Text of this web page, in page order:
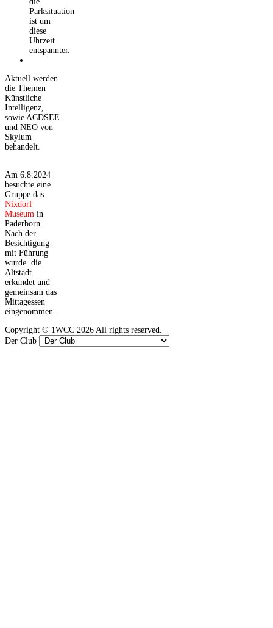
Parksituation
ist um
diese
Uhrzeit
entspannter.
Aktuell werden
die Themen
Künstliche
Intelligenz,
sowie ACDSEE
und NEO von
Skylum
behandelt.
Am 6.8.2024
besuchte eine
Gruppe das
Nixdorf
Museum in
Paderborn.
Nach der
Besichtigung
mit Führung
wurde die
Altstadt
erkundet und
gemeinsam das
Mittagessen
eingenommen.
Copyright © 1WCC 2026 All rights reserved.
Der Club